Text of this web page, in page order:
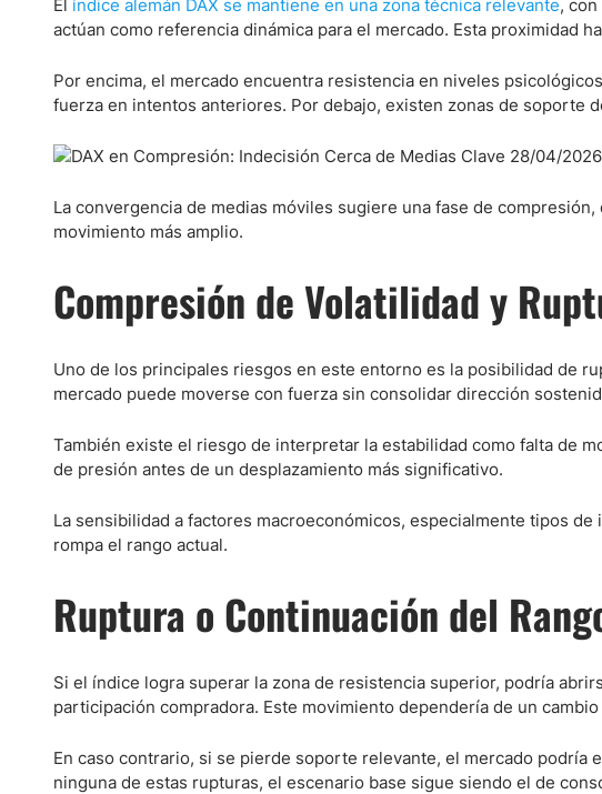
El índice alemán DAX se mantiene en una zona técnica relevante,
actúan como referencia dinámica para el mercado. Esta proximidad
Por encima, el mercado encuentra resistencia en niveles
fuerza en intentos anteriores. Por debajo, existen zonas de soporte
La convergencia de medias móviles sugiere una fase de
movimiento más amplio.
Compresión de Volatilidad y
Uno de los principales riesgos en este entorno es la posibilidad de
mercado puede moverse con fuerza sin consolidar dirección
También existe el riesgo de interpretar la estabilidad como falta de
de presión antes de un desplazamiento más significativo.
La sensibilidad a factores macroeconómicos, especialmente tipos
rompa el rango actual.
Ruptura o Continuación del
Si el índice logra superar la zona de resistencia superior, podría
participación compradora. Este movimiento dependería de un
En caso contrario, si se pierde soporte relevante, el mercado podría
ninguna de estas rupturas, el escenario base sigue siendo el de